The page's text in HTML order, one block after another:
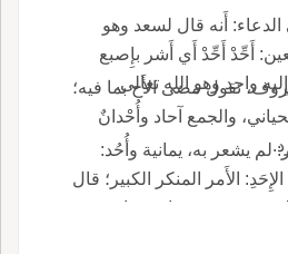
أَنه قال لسعد وهو
أَحِّدْ أَحِّدْ أَي أَشر بإِصبع
واحد وهو الله تعالى.
تقول مضى الأَح بما فيه؛
والجمع آحاد وأُحْدانٌ
لم يشعر به، يمانية وأُحُد:
الأَمر المنكر الكبير؛ قال
وفي حديث ابن عباس:
رمضانان فقال: إِحدى